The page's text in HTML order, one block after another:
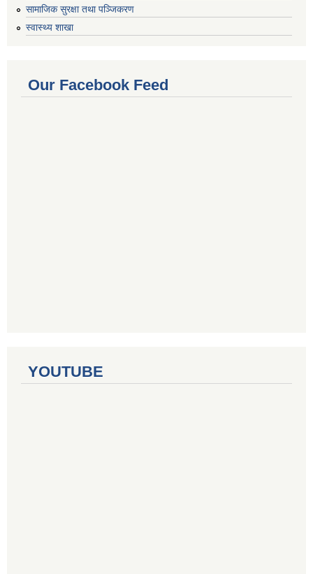
सामाजिक सुरक्षा तथा पञ्जिकरण
स्वास्थ्य शाखा
Our Facebook Feed
YOUTUBE